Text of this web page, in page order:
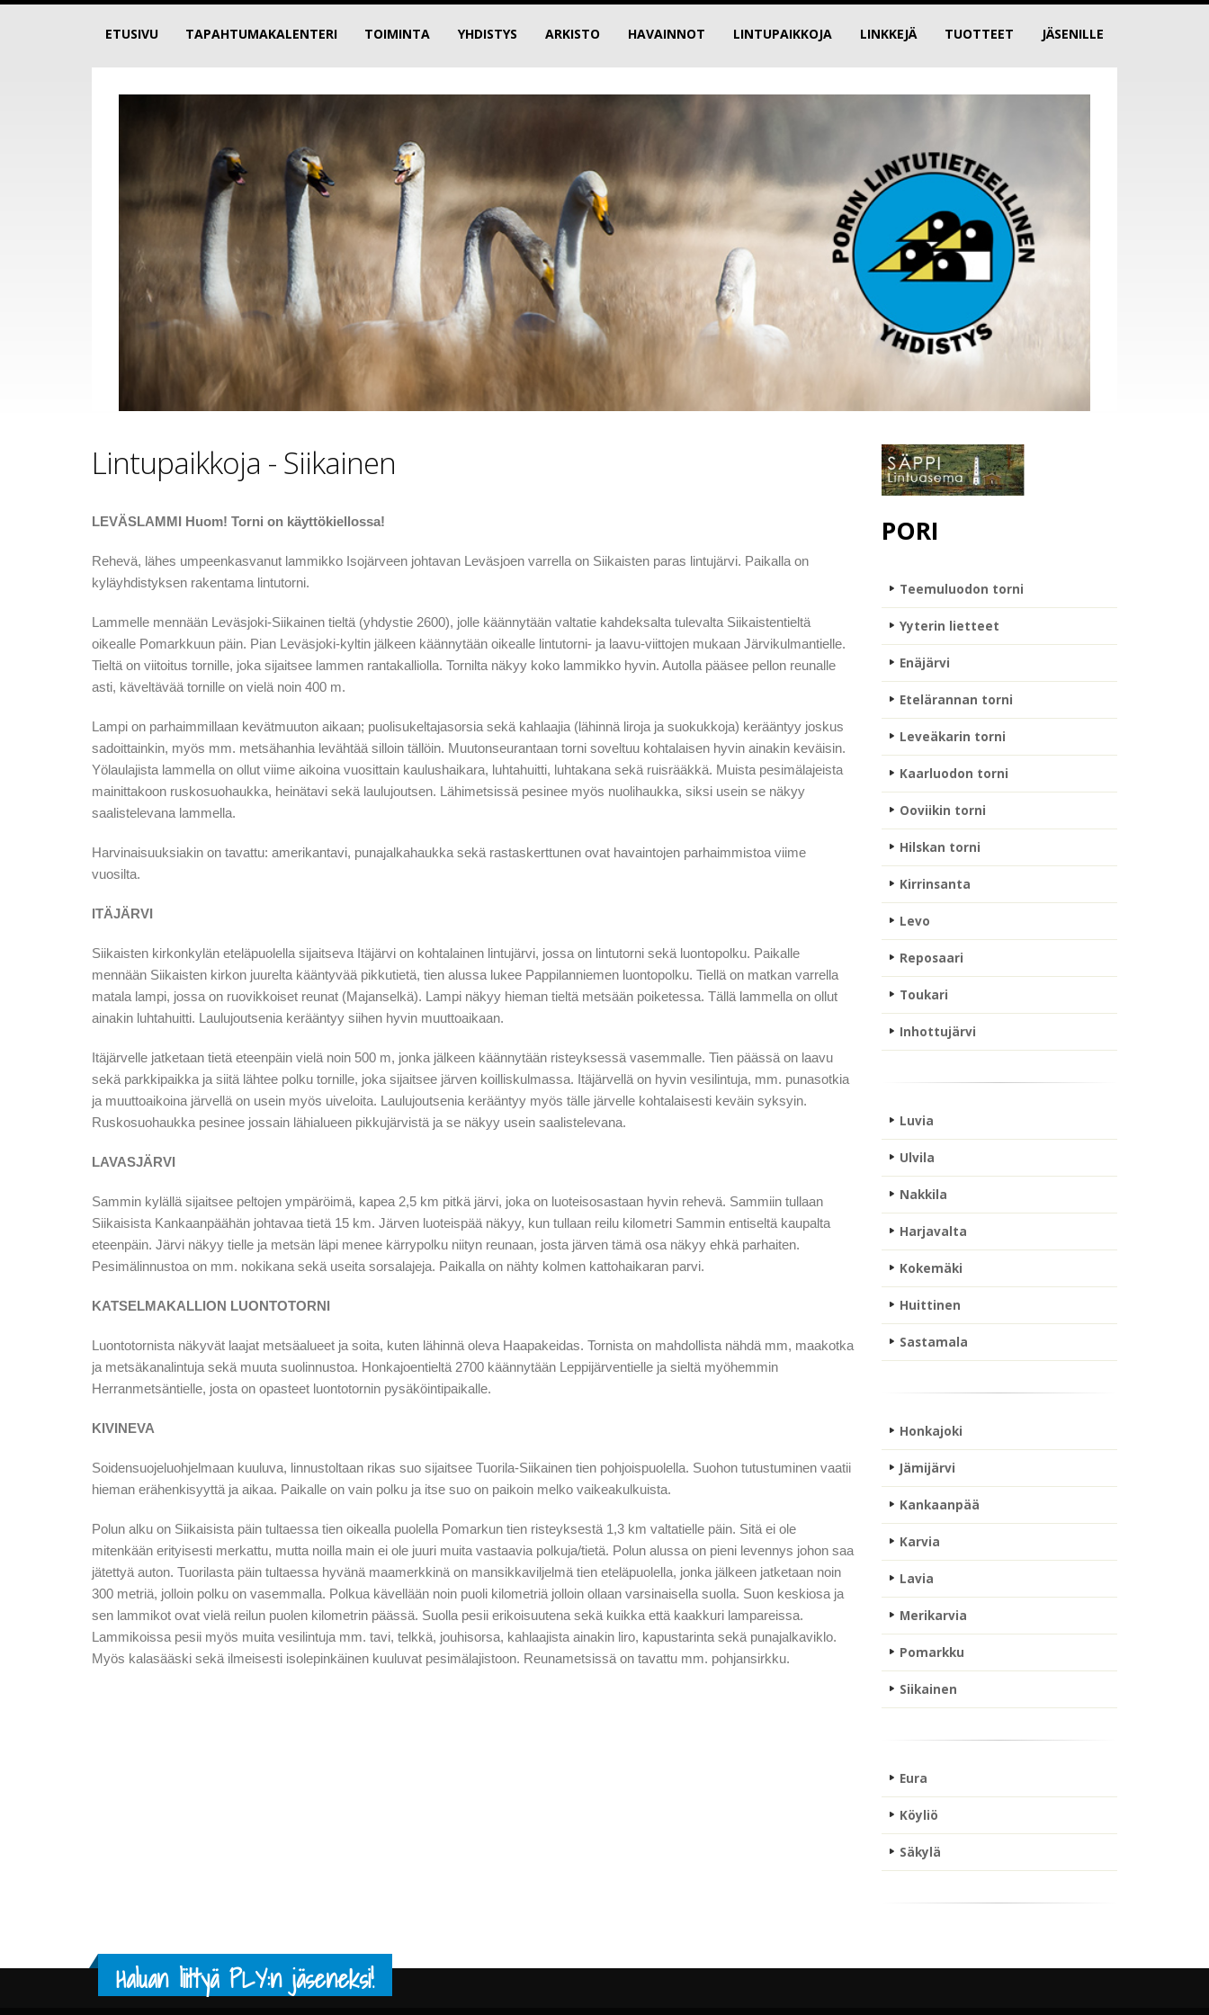
ETUSIVU TAPAHTUMAKALENTERI TOIMINTA YHDISTYS ARKISTO HAVAINNOT LINTUPAIKKOJA LINKKEJÄ TUOTTEET JÄSENILLE
Lintupaikkoja - Siikainen
LEVÄSLAMMI Huom! Torni on käyttökiellossa!
Rehevä, lähes umpeenkasvanut lammikko Isojärveen johtavan Leväsjoen varrella on Siikaisten paras lintujärvi. Paikalla on
kyläyhdistyksen rakentama lintutorni.
Lammelle mennään Leväsjoki-Siikainen tieltä (yhdystie 2600), jolle käännytään valtatie kahdeksalta tulevalta Siikaistentieltä
oikealle Pomarkkuun päin. Pian Leväsjoki-kyltin jälkeen käännytään oikealle lintutorni- ja laavu-viittojen mukaan Järvikulmantielle.
Tieltä on viitoitus tornille, joka sijaitsee lammen rantakalliolla. Tornilta näkyy koko lammikko hyvin. Autolla pääsee pellon reunalle
asti, käveltävää tornille on vielä noin 400 m.
Lampi on parhaimmillaan kevätmuuton aikaan; puolisukeltajasorsia sekä kahlaajia (lähinnä liroja ja suokukkoja) kerääntyy joskus
sadoittainkin, myös mm. metsähanhia levähtää silloin tällöin. Muutonseurantaan torni soveltuu kohtalaisen hyvin ainakin keväisin.
Yölaulajista lammella on ollut viime aikoina vuosittain kaulushaikara, luhtahuitti, luhtakana sekä ruisrääkkä. Muista pesimälajeista
mainittakoon ruskosuohaukka, heinätavi sekä laulujoutsen. Lähimetsissä pesinee myös nuolihaukka, siksi usein se näkyy
saalistelevana lammella.
Harvinaisuuksiakin on tavattu: amerikantavi, punajalkahaukka sekä rastaskerttunen ovat havaintojen parhaimmistoa viime
vuosilta.
ITÄJÄRVI
Siikaisten kirkonkylän eteläpuolella sijaitseva Itäjärvi on kohtalainen lintujärvi, jossa on lintutorni sekä luontopolku. Paikalle
mennään Siikaisten kirkon juurelta kääntyvää pikkutietä, tien alussa lukee Pappilanniemen luontopolku. Tiellä on matkan varrella
matala lampi, jossa on ruovikkoiset reunat (Majanselkä). Lampi näkyy hieman tieltä metsään poiketessa. Tällä lammella on ollut
ainakin luhtahuitti. Laulujoutsenia kerääntyy siihen hyvin muuttoaikaan.
Itäjärvelle jatketaan tietä eteenpäin vielä noin 500 m, jonka jälkeen käännytään risteyksessä vasemmalle. Tien päässä on laavu
sekä parkkipaikka ja siitä lähtee polku tornille, joka sijaitsee järven koilliskulmassa. Itäjärvellä on hyvin vesilintuja, mm. punasotkia
ja muuttoaikoina järvellä on usein myös uiveloita. Laulujoutsenia kerääntyy myös tälle järvelle kohtalaisesti keväin syksyin.
Ruskosuohaukka pesinee jossain lähialueen pikkujärvistä ja se näkyy usein saalistelevana.
LAVASJÄRVI
Sammin kylällä sijaitsee peltojen ympäröimä, kapea 2,5 km pitkä järvi, joka on luoteisosastaan hyvin rehevä. Sammiin tullaan
Siikaisista Kankaanpäähän johtavaa tietä 15 km. Järven luoteispää näkyy, kun tullaan reilu kilometri Sammin entiseltä kaupalta
eteenpäin. Järvi näkyy tielle ja metsän läpi menee kärrypolku niityn reunaan, josta järven tämä osa näkyy ehkä parhaiten.
Pesimälinnustoa on mm. nokikana sekä useita sorsalajeja. Paikalla on nähty kolmen kattohaikaran parvi.
KATSELMAKALLION LUONTOTORNI
Luontotornista näkyvät laajat metsäalueet ja soita, kuten lähinnä oleva Haapakeidas. Tornista on mahdollista nähdä mm, maakotka
ja metsäkanalintuja sekä muuta suolinnustoa. Honkajoentieltä 2700 käännytään Leppijärventielle ja sieltä myöhemmin
Herranmetsäntielle, josta on opasteet luontotornin pysäköintipaikalle.
KIVINEVA
Soidensuojeluohjelmaan kuuluva, linnustoltaan rikas suo sijaitsee Tuorila-Siikainen tien pohjoispuolella. Suohon tutustuminen vaatii
hieman erähenkisyyttä ja aikaa. Paikalle on vain polku ja itse suo on paikoin melko vaikeakulkuista.
Polun alku on Siikaisista päin tultaessa tien oikealla puolella Pomarkun tien risteyksestä 1,3 km valtatielle päin. Sitä ei ole
mitenkään erityisesti merkattu, mutta noilla main ei ole juuri muita vastaavia polkuja/tietä. Polun alussa on pieni levennys johon saa
jätettyä auton. Tuorilasta päin tultaessa hyvänä maamerkkinä on mansikkaviljelmä tien eteläpuolella, jonka jälkeen jatketaan noin
300 metriä, jolloin polku on vasemmalla. Polkua kävellään noin puoli kilometriä jolloin ollaan varsinaisella suolla. Suon keskiosa ja
sen lammikot ovat vielä reilun puolen kilometrin päässä. Suolla pesii erikoisuutena sekä kuikka että kaakkuri lampareissa.
Lammikoissa pesii myös muita vesilintuja mm. tavi, telkkä, jouhisorsa, kahlaajista ainakin liro, kapustarinta sekä punajalkaviklo.
Myös kalasääski sekä ilmeisesti isolepinkäinen kuuluvat pesimälajistoon. Reunametsissä on tavattu mm. pohjansirkku.
PORI
Teemuluodon torni
Yyterin lietteet
Enäjärvi
Etelärannan torni
Leveäkarin torni
Kaarluodon torni
Ooviikin torni
Hilskan torni
Kirrinsanta
Levo
Reposaari
Toukari
Inhottujärvi
Luvia
Ulvila
Nakkila
Harjavalta
Kokemäki
Huittinen
Sastamala
Honkajoki
Jämijärvi
Kankaanpää
Karvia
Lavia
Merikarvia
Pomarkku
Siikainen
Eura
Köyliö
Säkylä
Haluan liittyä PLY:n jäseneksi!